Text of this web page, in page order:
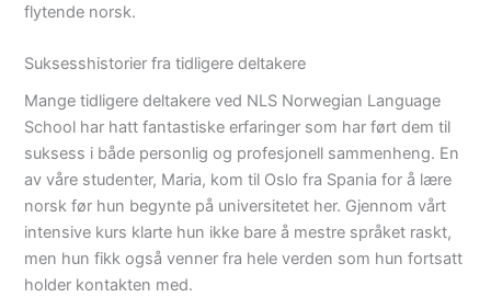
flytende norsk.
Suksesshistorier fra tidligere deltakere
Mange tidligere deltakere ved NLS Norwegian Language
School har hatt fantastiske erfaringer som har ført dem til
suksess i både personlig og profesjonell sammenheng. En
av våre studenter, Maria, kom til Oslo fra Spania for å lære
norsk før hun begynte på universitetet her. Gjennom vårt
intensive kurs klarte hun ikke bare å mestre språket raskt,
men hun fikk også venner fra hele verden som hun fortsatt
holder kontakten med.